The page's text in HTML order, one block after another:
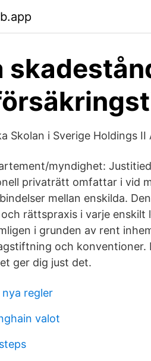
Skolan i Sverige Holdings II
myndighet:
privaträtt omfattar i vid
mellan enskilda.
rättspraxis i varje enskilt
i grunden av rent
och konventioner.
ger dig just det.
regler
valot